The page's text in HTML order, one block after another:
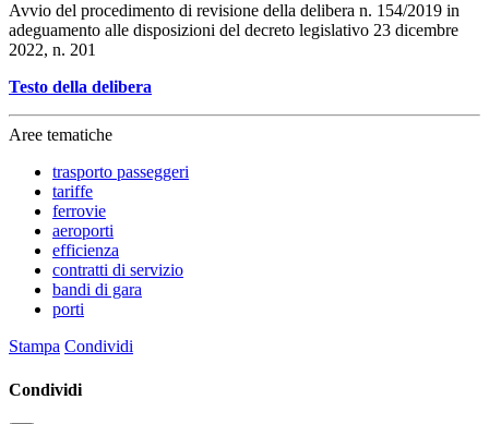
Avvio del procedimento di revisione della delibera n. 154/2019 in
adeguamento alle disposizioni del decreto legislativo 23 dicembre
2022, n. 201
Testo della delibera
Aree tematiche
trasporto passeggeri
tariffe
ferrovie
aeroporti
efficienza
contratti di servizio
bandi di gara
porti
Stampa Condividi
Condividi